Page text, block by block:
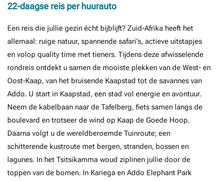
22-daagse reis per huurauto
Een reis die jullie gezin écht bijblijft? Zuid-Afrika heeft het
allemaal: ruige natuur, spannende safari’s, actieve uitstapjes
en volop quality time met tieners. Tijdens deze afwisselende
rondreis ontdekt u samen de mooiste plekken van de West- en
Oost-Kaap, van het bruisende Kaapstad tot de savannes van
Addo. U start in Kaapstad, een stad vol energie en avontuur.
Neem de kabelbaan naar de Tafelberg, fiets samen langs de
boulevard en trotseer de wind op Kaap de Goede Hoop.
Daarna volgt u de wereldberoemde Tuinroute; een
schitterende kustroute met bergen, stranden, bossen en
lagunes. In het Tsitsikamma woud ziplinen jullie door de
toppen van de bomen. In Kariega en Addo Elephant Park